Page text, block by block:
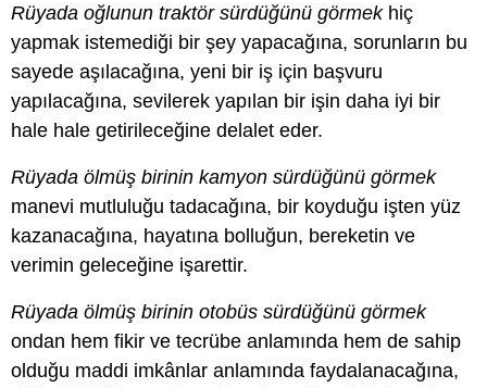
Rüyada oğlunun traktör sürdüğünü görmekhiç
yapmak istemediği bir şey yapacağına, sorunların bu
sayede aşılacağına, yeni bir iş için başvuru
yapılacağına, sevilerek yapılan bir işin daha iyi bir
hale hale getirileceğine delalet eder.
Rüyada ölmüş birinin kamyon sürdüğünü görmek
manevi mutluluğu tadacağına, bir koyduğu işten yüz
kazanacağına, hayatına bolluğun, bereketin ve
verimin geleceğine işarettir.
Rüyada ölmüş birinin otobüs sürdüğünü görmek
ondan hem fikir ve tecrübe anlamında hem de sahip
olduğu maddi imkânlar anlamında faydalanacağına,